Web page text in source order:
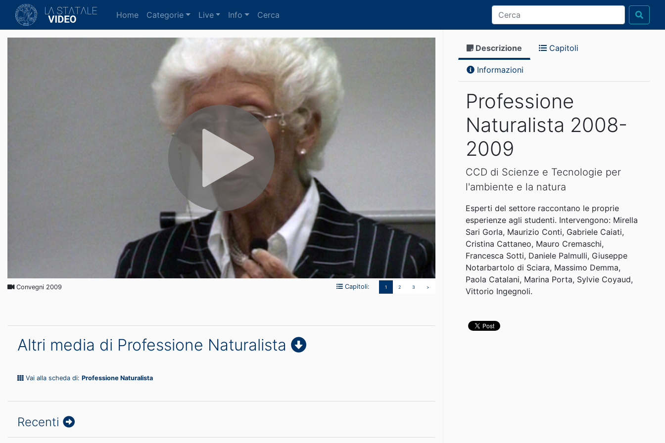
Home(current)
Categorie Live Info Cerca
Convegni 2009 Capitoli: 1 2 3 >
Altri media di Professione Naturalista
Vai alla scheda di: Professione Naturalista
Recenti
Descrizione Capitoli
Informazioni
Professione
Naturalista 2008-
2009
CCD di Scienze e Tecnologie per
l'ambiente e la natura
Esperti del settore raccontano le proprie
esperienze agli studenti. Intervengono: Mirella
Sari Gorla, Maurizio Conti, Gabriele Caiati,
Cristina Cattaneo, Mauro Cremaschi,
Francesca Sotti, Daniele Palmulli, Giuseppe
Notarbartolo di Sciara, Massimo Demma,
Paola Catalani, Marina Porta, Sylvie Coyaud,
Vittorio Ingegnoli.